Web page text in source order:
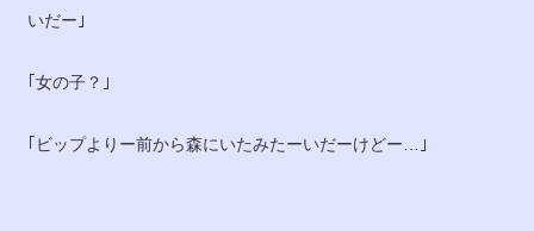
いだー｣
｢女の子？｣
｢ビップよりー前から森にいたみたーいだーけどー…｣